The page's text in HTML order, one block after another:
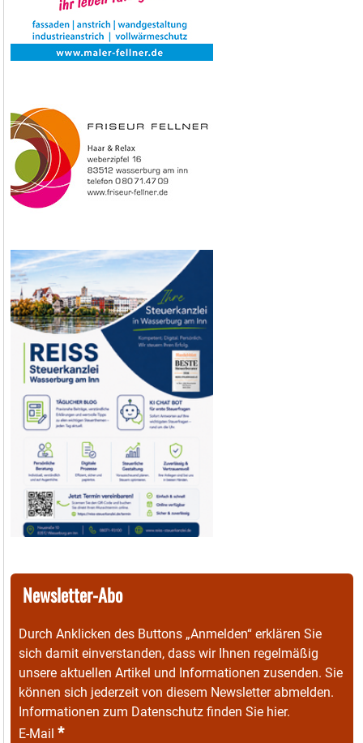
Newsletter-Abo
Durch Anklicken des Buttons „Anmelden“ erklären Sie
sich damit einverstanden, dass wir Ihnen regelmäßig
unsere aktuellen Artikel und Informationen zusenden. Sie
können sich jederzeit von diesem Newsletter abmelden.
Informationen zum Datenschutz finden Sie hier.
E-Mail *